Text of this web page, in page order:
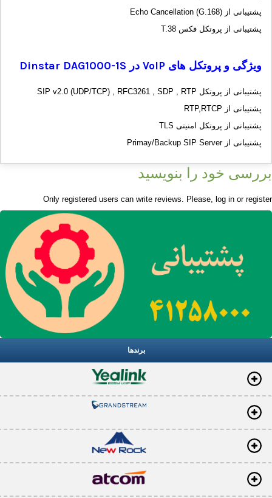
پشتیبانی از Echo Cancellation (G.168)
پشتیبانی از پروتکل فکس T.38
ویژگی و پروتکل های VoIP در Dinstar DAG1000-1S
پشتیبانی از پروتکل SIP v2.0 (UDP/TCP) , RFC3261 , SDP , RTP
پشتیبانی از RTP,RTCP
پشتیبانی از پروتکل امنیتی TLS
پشتیبانی از Primay/Backup SIP Server
بررسی خود را بنویسید
Only registered users can write reviews. Please, log in or register
برندها